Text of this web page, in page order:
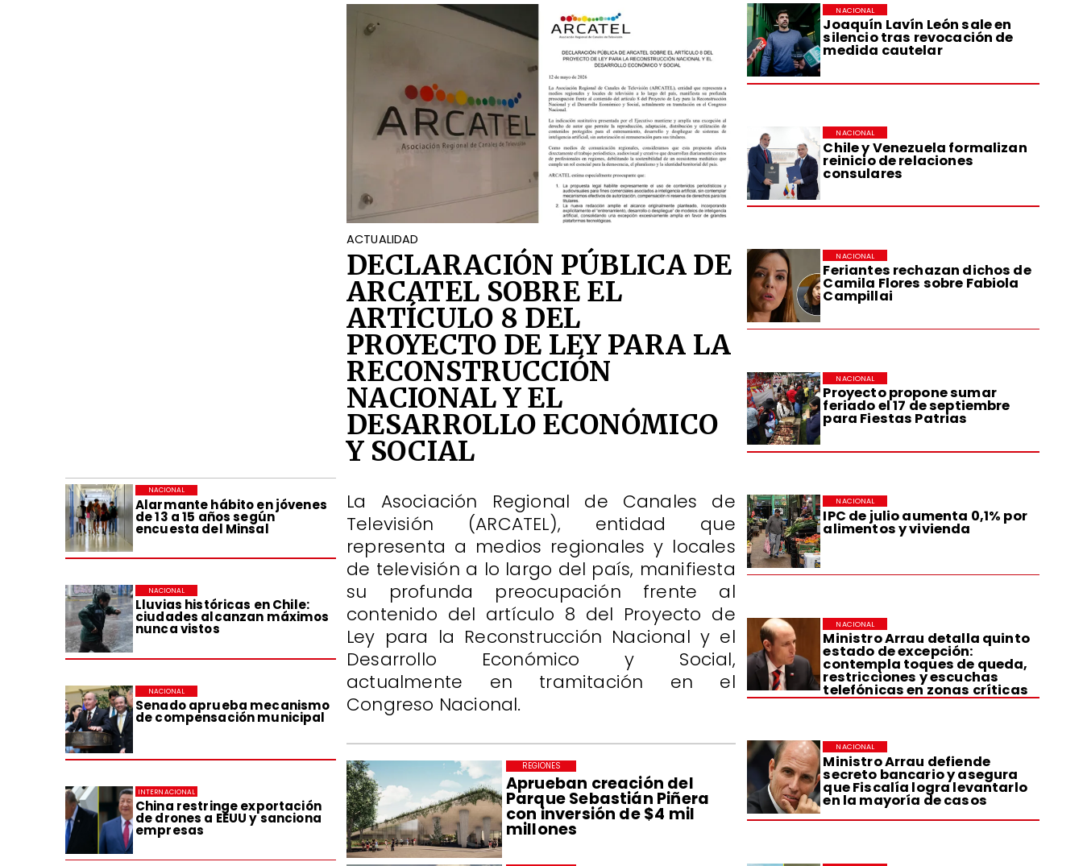
Joaquín Lavín León sale en
silencio tras revocación de
medida cautelar
NACIONAL
Chile y Venezuela formalizan
reinicio de relaciones
consulares
NACIONAL
Feriantes rechazan dichos de
Camila Flores sobre Fabiola
Campillai
NACIONAL
Proyecto propone sumar
feriado el 17 de septiembre
para Fiestas Patrias
NACIONAL
IPC de julio aumenta 0,1% por
alimentos y vivienda
NACIONAL
Ministro Arrau detalla quinto
estado de excepción:
contempla toques de queda,
restricciones y escuchas
telefónicas en zonas críticas
NACIONAL
Ministro Arrau defiende
secreto bancario y asegura
que Fiscalía logra levantarlo
en la mayoría de casos
NACIONAL
Alarmante hábito en jóvenes
de 13 a 15 años según
encuesta del Minsal
NACIONAL
Lluvias históricas en Chile:
ciudades alcanzan máximos
nunca vistos
NACIONAL
Senado aprueba mecanismo
de compensación municipal
NACIONAL
China restringe exportación
de drones a EEUU y sanciona
empresas
INTERNACIONAL Aprueban creación del
Parque Sebastián Piñera
con inversión de $4 mil
millones
REGIONES
ACTUALIDAD
DECLARACIÓN PÚBLICA DE
ARCATEL SOBRE EL
ARTÍCULO 8 DEL
PROYECTO DE LEY PARA LA
RECONSTRUCCIÓN
NACIONAL Y EL
DESARROLLO ECONÓMICO
Y SOCIAL
La Asociación Regional de Canales de
Televisión (ARCATEL), entidad que
representa a medios regionales y locales
de televisión a lo largo del país, manifiesta
su profunda preocupación frente al
contenido del artículo 8 del Proyecto de
Ley para la Reconstrucción Nacional y el
Desarrollo Económico y Social,
actualmente en tramitación en el
Congreso Nacional.